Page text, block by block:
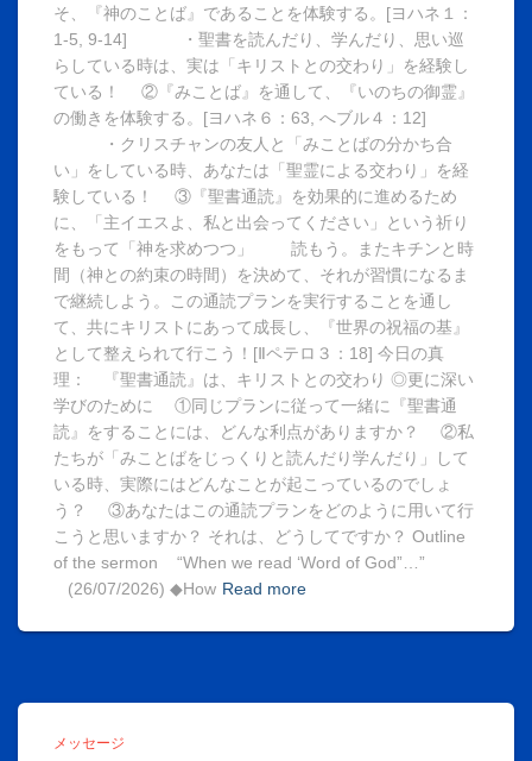
そ、『神のことば』であることを体験する。[ヨハネ１：
1-5, 9-14] ・聖書を読んだり、学んだり、思い巡
らしている時は、実は「キリストとの交わり」を経験し
ている！ ②『みことば』を通して、『いのちの御霊』
の働きを体験する。[ヨハネ６：63, へブル４：12]
・クリスチャンの友人と「みことばの分かち合
い」をしている時、あなたは「聖霊による交わり」を経
験している！ ③『聖書通読』を効果的に進めるため
に、「主イエスよ、私と出会ってください」という祈り
をもって「神を求めつつ」 読もう。またキチンと時
間（神との約束の時間）を決めて、それが習慣になるま
で継続しよう。この通読プランを実行することを通し
て、共にキリストにあって成長し、『世界の祝福の基』
として整えられて行こう！[Ⅱペテロ３：18] 今日の真
理： 『聖書通読』は、キリストとの交わり ◎更に深い
学びのために ①同じプランに従って一緒に『聖書通
読』をすることには、どんな利点がありますか？ ②私
たちが「みことばをじっくりと読んだり学んだり」して
いる時、実際にはどんなことが起こっているのでしょ
う？ ③あなたはこの通読プランをどのように用いて行
こうと思いますか？ それは、どうしてですか？ Outline
of the sermon “When we read ‘Word of God”…”
(26/07/2026) ◆How Read more
メッセージ